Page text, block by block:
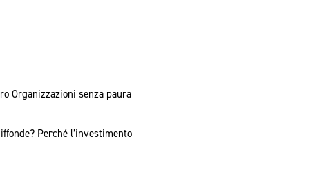
Organizzazioni senza paura
Perché l’investimento